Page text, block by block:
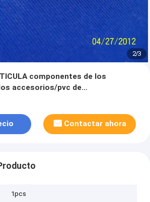
2/3
componentes de los
accesorios/pvc de
de los obturadores de la
Contactar ahora
1pcs